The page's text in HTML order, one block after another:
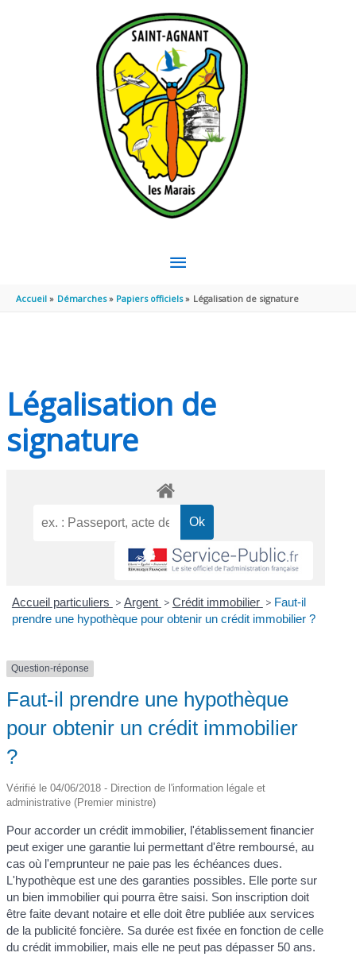
MENU
PRINCIPAL
Accueil Démarches Papiers officiels Légalisation de signature
Légalisation de
signature
Accueil particuliers > Argent > Crédit immobilier > Faut-il
prendre une hypothèque pour obtenir un crédit immobilier ?
Question-réponse
Faut-il prendre une hypothèque
pour obtenir un crédit immobilier
?
Vérifié le 04/06/2018 - Direction de l'information légale et
administrative (Premier ministre)
Pour accorder un crédit immobilier, l'établissement financier
peut exiger une garantie lui permettant d'être remboursé, au
cas où l'emprunteur ne paie pas les échéances dues.
L'hypothèque est une des garanties possibles. Elle porte sur
un bien immobilier qui pourra être saisi. Son inscription doit
être faite devant notaire et elle doit être publiée aux services
de la publicité foncière. Sa durée est fixée en fonction de celle
du crédit immobilier, mais elle ne peut pas dépasser 50 ans.